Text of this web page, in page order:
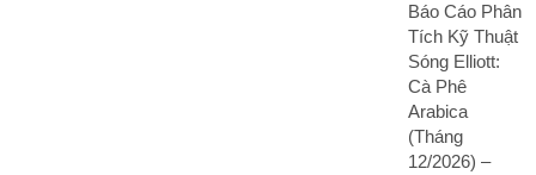
Báo Cáo Phân
Tích Kỹ Thuật
Sóng Elliott:
Cà Phê
Arabica
(Tháng
12/2026) –